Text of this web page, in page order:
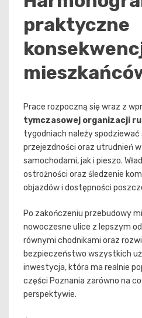
praktyczne
Prace rozpoczną się wraz z
tymczasowej organizacji
tygodniach należy spodziewać
przejezdności oraz utrudnień
samochodami, jak i pieszo.
ostrożności oraz śledzenie
objazdów i dostępności
Po zakończeniu przebudowy
nowoczesne ulice z lepszym
równymi chodnikami oraz
bezpieczeństwo wszystkich
inwestycja, która ma realnie
części Poznania zarówno na co
perspektywie.